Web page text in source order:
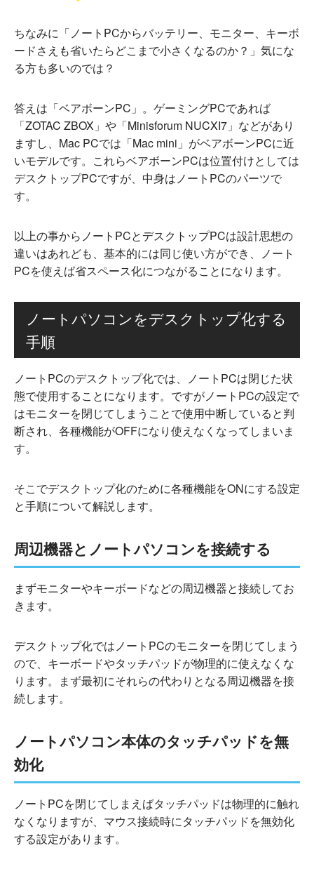
ちなみに「ノートPCからバッテリー、モニター、キーボ
ードさえも省いたらどこまで小さくなるのか？」気にな
る方も多いのでは？
答えは「ベアボーンPC」。ゲーミングPCであれば
「ZOTAC ZBOX」や「Minisforum NUCXI7」などがあり
ますし、Mac PCでは「Mac mini」がベアボーンPCに近
いモデルです。これらベアボーンPCは位置付けとしては
デスクトップPCですが、中身はノートPCのパーツで
す。
以上の事からノートPCとデスクトップPCは設計思想の
違いはあれども、基本的には同じ使い方ができ、ノート
PCを使えば省スペース化につながることになります。
ノートパソコンをデスクトップ化する
手順
ノートPCのデスクトップ化では、ノートPCは閉じた状
態で使用することになります。ですがノートPCの設定で
はモニターを閉じてしまうことで使用中断していると判
断され、各種機能がOFFになり使えなくなってしまいま
す。
そこでデスクトップ化のために各種機能をONにする設定
と手順について解説します。
周辺機器とノートパソコンを接続する
まずモニターやキーボードなどの周辺機器と接続してお
きます。
デスクトップ化ではノートPCのモニターを閉じてしまう
ので、キーボードやタッチパッドが物理的に使えなくな
ります。まず最初にそれらの代わりとなる周辺機器を接
続します。
ノートパソコン本体のタッチパッドを無
効化
ノートPCを閉じてしまえばタッチパッドは物理的に触れ
なくなりますが、マウス接続時にタッチパッドを無効化
する設定があります。